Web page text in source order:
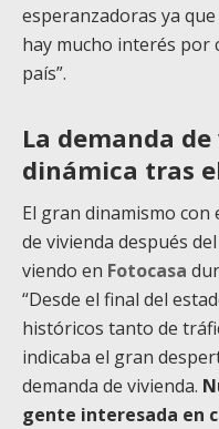
esperanzadoras ya
hay mucho interés por
país”.
La demanda
dinámica tras
El gran dinamismo con
de vivienda después
viendo en Fotocasa
“Desde el final del
históricos tanto de
indicaba el gran
demanda de vivienda.
gente interesada en